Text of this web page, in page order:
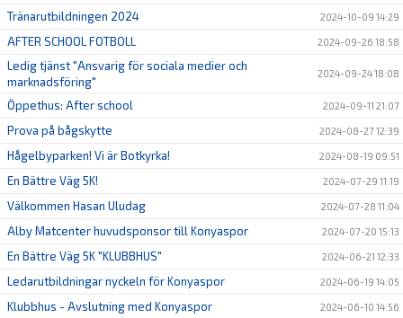
Tränarutbildningen 2024 2024-10-09 14:29
AFTER SCHOOL FOTBOLL 2024-09-26 18:58
Ledig tjänst "Ansvarig för sociala medier och
marknadsföring"
2024-09-24 18:08
Öppethus: After school 2024-09-11 21:07
Prova på bågskytte 2024-08-27 12:39
Hågelbyparken! Vi är Botkyrka! 2024-08-19 09:51
En Bättre Väg 5K! 2024-07-29 11:19
Välkommen Hasan Uludag 2024-07-28 11:04
Alby Matcenter huvudsponsor till Konyaspor 2024-07-20 15:13
En Bättre Väg 5K "KLUBBHUS" 2024-06-21 12:33
Ledarutbildningar nyckeln för Konyaspor 2024-06-19 14:05
Klubbhus - Avslutning med Konyaspor 2024-06-10 14:56